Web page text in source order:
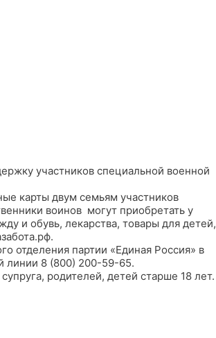
участников специальной военной
карты двум семьям участников
воинов могут приобретать у
и обувь, лекарства, товары для детей,
отделения партии «Единая Россия» в
линии 8 (800) 200-59-65.
родителей, детей старше 18 лет.